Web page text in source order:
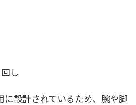
し
に設計されているため、腕や脚